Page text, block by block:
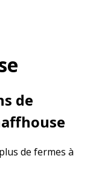
de
de fermes à